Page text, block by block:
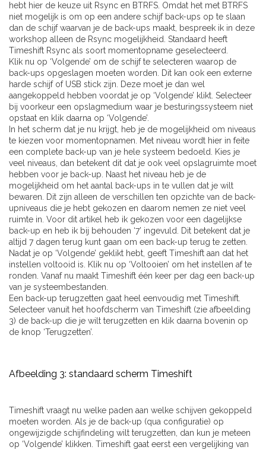
hebt hier de keuze uit Rsync en BTRFS. Omdat het met BTRFS
niet mogelijk is om op een andere schijf back-ups op te slaan
dan de schijf waarvan je de back-ups maakt, bespreek ik in deze
workshop alleen de Rsync mogelijkheid. Standaard heeft
Timeshift Rsync als soort momentopname geselecteerd.
Klik nu op ‘Volgende’ om de schijf te selecteren waarop de
back-ups opgeslagen moeten worden. Dit kan ook een externe
harde schijf of USB stick zijn. Deze moet je dan wel
aangekoppeld hebben voordat je op ‘Volgende’ klikt. Selecteer
bij voorkeur een opslagmedium waar je besturingssysteem niet
opstaat en klik daarna op ‘Volgende’.
In het scherm dat je nu krijgt, heb je de mogelijkheid om niveaus
te kiezen voor momentopnamen. Met niveau wordt hier in feite
een complete back-up van je hele systeem bedoeld. Kies je
veel niveaus, dan betekent dit dat je ook veel opslagruimte moet
hebben voor je back-up. Naast het niveau heb je de
mogelijkheid om het aantal back-ups in te vullen dat je wilt
bewaren. Dit zijn alleen de verschillen ten opzichte van de back-
upniveaus die je hebt gekozen en daarom nemen ze niet veel
ruimte in. Voor dit artikel heb ik gekozen voor een dagelijkse
back-up en heb ik bij behouden ‘7’ ingevuld. Dit betekent dat je
altijd 7 dagen terug kunt gaan om een back-up terug te zetten.
Nadat je op ‘Volgende’ geklikt hebt, geeft Timeshift aan dat het
instellen voltooid is. Klik nu op ‘Voltooien’ om het instellen af te
ronden. Vanaf nu maakt Timeshift één keer per dag een back-up
van je systeembestanden.
Een back-up terugzetten gaat heel eenvoudig met Timeshift.
Selecteer vanuit het hoofdscherm van Timeshift (zie afbeelding
3) de back-up die je wilt terugzetten en klik daarna bovenin op
de knop ‘Terugzetten’.
Afbeelding 3: standaard scherm Timeshift
Timeshift vraagt nu welke paden aan welke schijven gekoppeld
moeten worden. Als je de back-up (qua configuratie) op
ongewijzigde schijfindeling wilt terugzetten, dan kun je meteen
op ‘Volgende’ klikken. Timeshift gaat eerst een vergelijking van